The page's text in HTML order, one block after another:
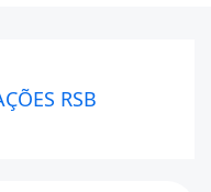
RSB